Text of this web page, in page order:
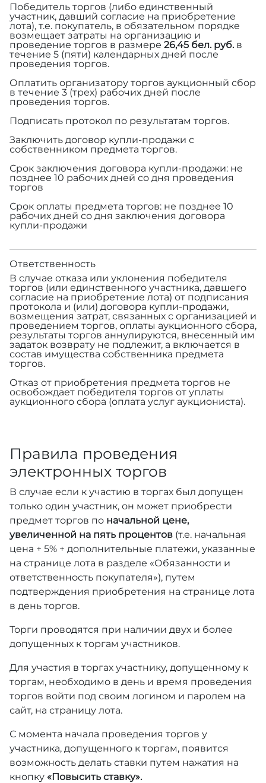
Победитель торгов (либо единственный
участник, давший согласие на приобретение
лота), т.е. покупатель, в обязательном порядке
возмещает затраты на организацию и
проведение торгов в размере 26,45 бел. руб.в
течение 5 (пяти) календарных дней после
проведения торгов.
Оплатить организатору торгов аукционный сбор
в течение 3 (трех) рабочих дней после
проведения торгов.
Подписать протокол по результатам торгов.
Заключить договор купли-продажи с
собственником предмета торгов.
Срок заключения договора купли-продажи: не
позднее 10 рабочих дней со дня проведения
торгов
Срок оплаты предмета торгов: не позднее 10
рабочих дней со дня заключения договора
купли-продажи
Ответственность
В случае отказа или уклонения победителя
торгов (или единственного участника, давшего
согласие на приобретение лота) от подписания
протокола и (или) договора купли-продажи,
возмещения затрат, связанных с организацией и
проведением торгов, оплаты аукционного сбора,
результаты торгов аннулируются, внесенный им
задаток возврату не подлежит, а включается в
состав имущества собственника предмета
торгов.
Отказ от приобретения предмета торгов не
освобождает победителя торгов от уплаты
аукционного сбора (оплата услуг аукциониста).
Правила проведения
электронных торгов
В случае если к участию в торгах был допущен
только один участник, он может приобрести
предмет торгов по начальной цене,
увеличенной на пять процентов (т.е. начальная
цена + 5% + дополнительные платежи, указанные
на странице лота в разделе «Обязанности и
ответственность покупателя»), путем
подтверждения приобретения на странице лота
в день торгов.
Торги проводятся при наличии двух и более
допущенных к торгам участников.
Для участия в торгах участнику, допущенному к
торгам, необходимо в день и время проведения
торгов войти под своим логином и паролем на
сайт, на страницу лота.
С момента начала проведения торгов у
участника, допущенного к торгам, появится
возможность делать ставки путем нажатия на
кнопку «Повысить ставку».